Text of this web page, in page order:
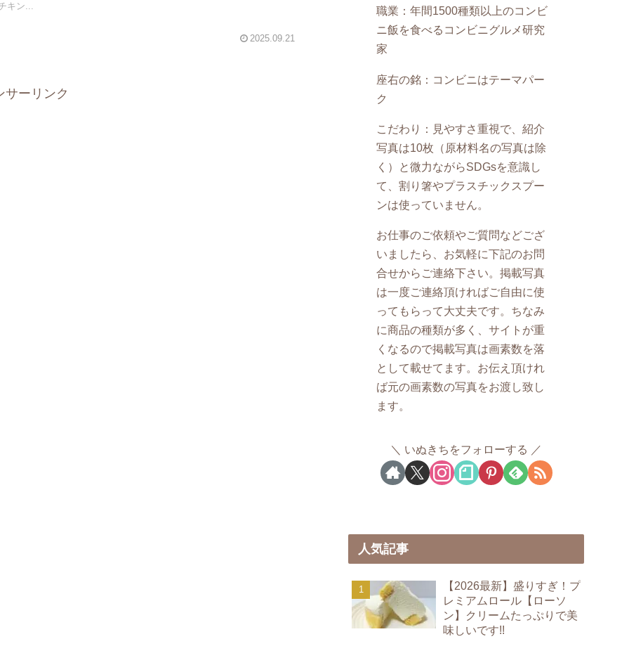
キン...
2025.09.21
サーリンク
職業：年間1500種類以上のコンビ
ニ飯を食べるコンビニグルメ研究
家
座右の銘：コンビニはテーマパー
ク
こだわり：見やすさ重視で、紹介
写真は10枚（原材料名の写真は除
く）と微力ながらSDGsを意識し
て、割り箸やプラスチックスプー
ンは使っていません。
お仕事のご依頼やご質問などござ
いましたら、お気軽に下記のお問
合せからご連絡下さい。掲載写真
は一度ご連絡頂ければご自由に使
ってもらって大丈夫です。ちなみ
に商品の種類が多く、サイトが重
くなるので掲載写真は画素数を落
として載せてます。お伝え頂けれ
ば元の画素数の写真をお渡し致し
ます。
いぬきちをフォローする
人気記事
【2026最新】盛りすぎ！プ
レミアムロール【ローソ
ン】クリームたっぷりで美
味しいです!!